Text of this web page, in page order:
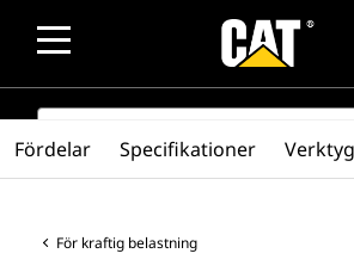
SEARCH
För kraftig belastning
Fördelar Specifikationer Verktyg